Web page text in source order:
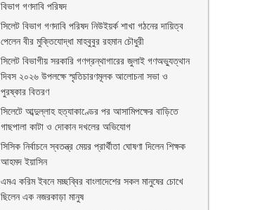
বিভাগ গণদাবি পরিষদ
সিলেট বিভাগ গণদাবি পরিষদ নিউইয়র্ক শাখা গঠনের দায়িত্ব
পেলেন বীর মুক্তিযোদ্ধা মাহবুবুর রহমান চৌধুরী ‎ ‎
সিলেট বিভাগীয় সরকারি গণগ্রন্থাগারের জুলাই গণঅভ্যুত্থান
দিবস ২০২৬ উপলক্ষে স্মৃতিচারণমূলক আলোচনা সভা ও
পুরষ্কার বিতরণ ‎ ‎
সিলেটে আব্দুল্লাহ হত্যাকাণ্ডের পর আসামিপক্ষের বাড়িতে
গাছপালা কাটা ও দোকান দখলের অভিযোগ
সিসিক নির্বাচনে স্বতন্ত্র মেয়র প্রার্থীতা ঘোষণা দিলেন শিক্ষক
আহমদ ইয়াসিন
এমএ করিম ইবনে মচ্ছব্বির বাংলাদেশের সকল মানুষের চোখে
ছিলেন এক নজরকাড়া মানুষ ‎